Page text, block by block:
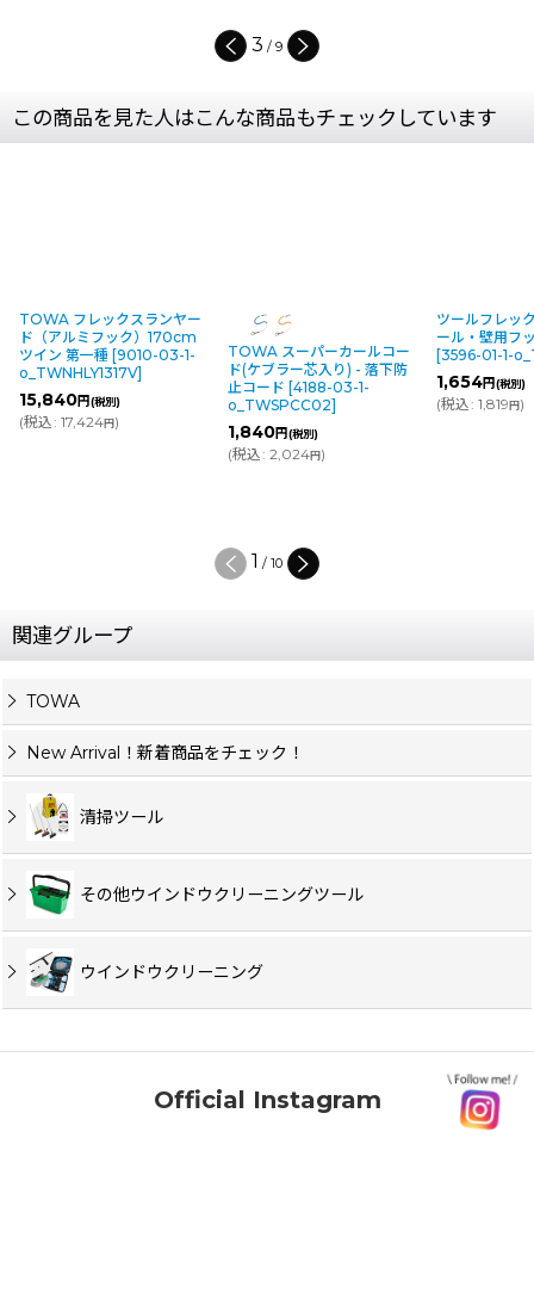
4 / 9
この商品を見た人はこんな商品もチェックしています
TOWA フレックスランヤー
ド（アルミフック）170cm
ツイン 第一種 [9010-03-1-
o_TWNHLY1317V]
15,840円(税別)
(税込: 17,424円)
TOWA スーパーカールコー
ド(ケブラー芯入り) - 落下防
止コード [4188-03-1-
o_TWSPCC02]
1,840円(税別)
(税込: 2,024円)
ツールフレッ
ール・壁用フ
[3596-01-1-
1,654円(税別)
(税込: 1,819円)
1 / 10
関連グループ
TOWA
New Arrival！新着商品をチェック！
清掃ツール
その他ウインドウクリーニングツール
ウインドウクリーニング
Official Instagram